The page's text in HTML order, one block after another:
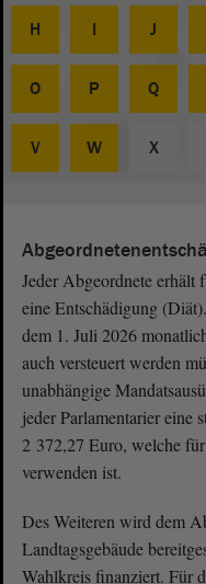
H I J
O P Q
V W X
Jeder Abgeordnete erhält
eine Entschädigung
dem 1. Juli 2026
auch versteuert werden
unabhängige
jeder Parlamentarier eine
2 372,27 Euro, welche
verwenden ist.
Des Weiteren wird dem
Landtagsgebäude
Wahlkreis finanziert. Für